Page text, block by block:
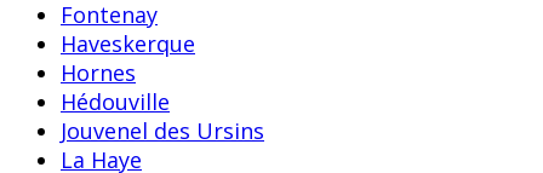
Fontenay
Haveskerque
Hornes
Hédouville
Jouvenel des Ursins
La Haye